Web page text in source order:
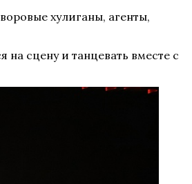
хулиганы, агенты,
сцену и танцевать вместе с